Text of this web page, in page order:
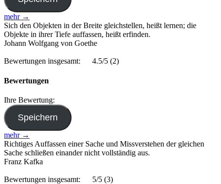
mehr →
Sich den Objekten in der Breite gleichstellen, heißt lernen; die
Objekte in ihrer Tiefe auffassen, heißt erfinden.
Johann Wolfgang von Goethe
Bewertungen insgesamt: 4.5/5 (2)
Bewertungen
Ihre Bewertung:
mehr →
Richtiges Auffassen einer Sache und Missverstehen der gleichen
Sache schließen einander nicht vollständig aus.
Franz Kafka
Bewertungen insgesamt: 5/5 (3)